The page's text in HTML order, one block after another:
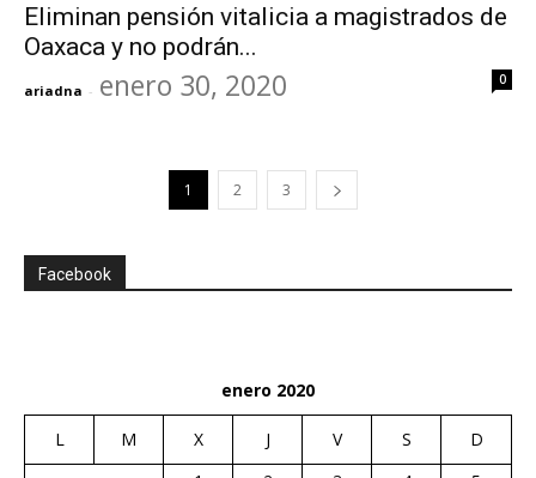
Eliminan pensión vitalicia a magistrados de
Oaxaca y no podrán...
ariadna - enero 30, 2020 0
1 2 3
Facebook
enero 2020
L M X J V S
D